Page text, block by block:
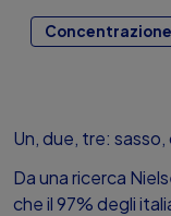
Magnesio Test
FAQ
Un, due, tre:
Da una ricerca
che il 97% degli